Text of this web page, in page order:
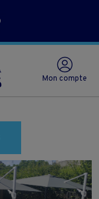
Mon compte